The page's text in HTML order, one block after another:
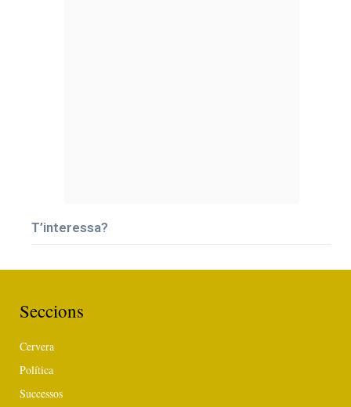
T’interessa?
Seccions
Cervera
Política
Successos